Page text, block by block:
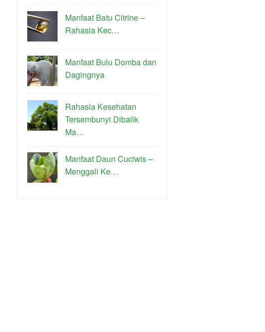
Manfaat Batu Citrine –
Rahasia Kec…
Manfaat Bulu Domba dan
Dagingnya
Rahasia Kesehatan
Tersembunyi Dibalik
Ma…
Manfaat Daun Cuciwis –
Menggali Ke…